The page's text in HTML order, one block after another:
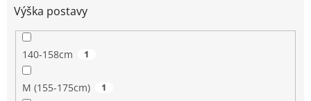
Výška postavy
140-158cm 1
M (155-175cm) 1